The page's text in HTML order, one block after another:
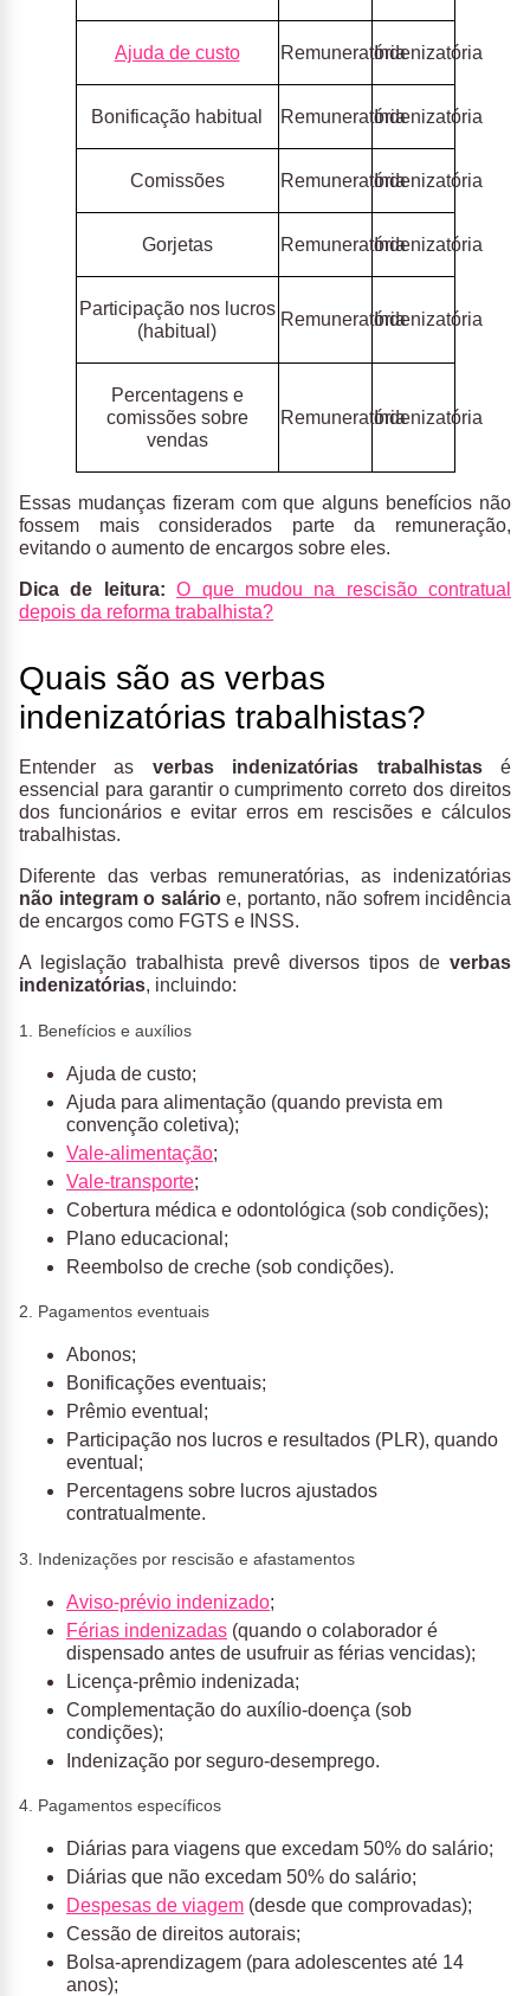
Ajuda de custo RemuneratóriaIndenizatória
Bonificação habitual RemuneratóriaIndenizatória
Comissões RemuneratóriaIndenizatória
Gorjetas RemuneratóriaIndenizatória
Participação nos lucros
(habitual)
RemuneratóriaIndenizatória
Percentagens e
comissões sobre
vendas
RemuneratóriaIndenizatória
Essas mudanças fizeram com que alguns benefícios não
fossem mais considerados parte da remuneração,
evitando o aumento de encargos sobre eles.
Dica de leitura:O que mudou na rescisão contratual
depois da reforma trabalhista?
Quais são as verbas
indenizatórias trabalhistas?
Entender as verbas indenizatórias trabalhistasé
essencial para garantir o cumprimento correto dos direitos
dos funcionários e evitar erros em rescisões e cálculos
trabalhistas.
Diferente das verbas remuneratórias, as indenizatórias
não integram o salárioe, portanto, não sofrem incidência
de encargos como FGTS e INSS.
A legislação trabalhista prevê diversos tipos de verbas
indenizatórias, incluindo:
1. Benefícios e auxílios
Ajuda de custo;
Ajuda para alimentação (quando prevista em
convenção coletiva);
Vale-alimentação;
Vale-transporte;
Cobertura médica e odontológica (sob condições);
Plano educacional;
Reembolso de creche (sob condições).
2. Pagamentos eventuais
Abonos;
Bonificações eventuais;
Prêmio eventual;
Participação nos lucros e resultados (PLR), quando
eventual;
Percentagens sobre lucros ajustados
contratualmente.
3. Indenizações por rescisão e afastamentos
Aviso-prévio indenizado;
Férias indenizadas (quando o colaborador é
dispensado antes de usufruir as férias vencidas);
Licença-prêmio indenizada;
Complementação do auxílio-doença (sob
condições);
Indenização por seguro-desemprego.
4. Pagamentos específicos
Diárias para viagens que excedam 50% do salário;
Diárias que não excedam 50% do salário;
Despesas de viagem (desde que comprovadas);
Cessão de direitos autorais;
Bolsa-aprendizagem (para adolescentes até 14
anos);